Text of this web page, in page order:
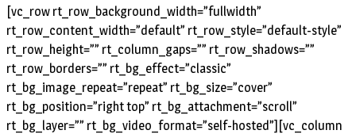
[vc_row rt_row_background_width=”fullwidth”
rt_row_content_width=”default” rt_row_style=”default-style”
rt_row_height=”” rt_column_gaps=”” rt_row_shadows=””
rt_row_borders=”” rt_bg_effect=”classic”
rt_bg_image_repeat=”repeat” rt_bg_size=”cover”
rt_bg_position=”right top” rt_bg_attachment=”scroll”
rt_bg_layer=”” rt_bg_video_format=”self-hosted”][vc_column